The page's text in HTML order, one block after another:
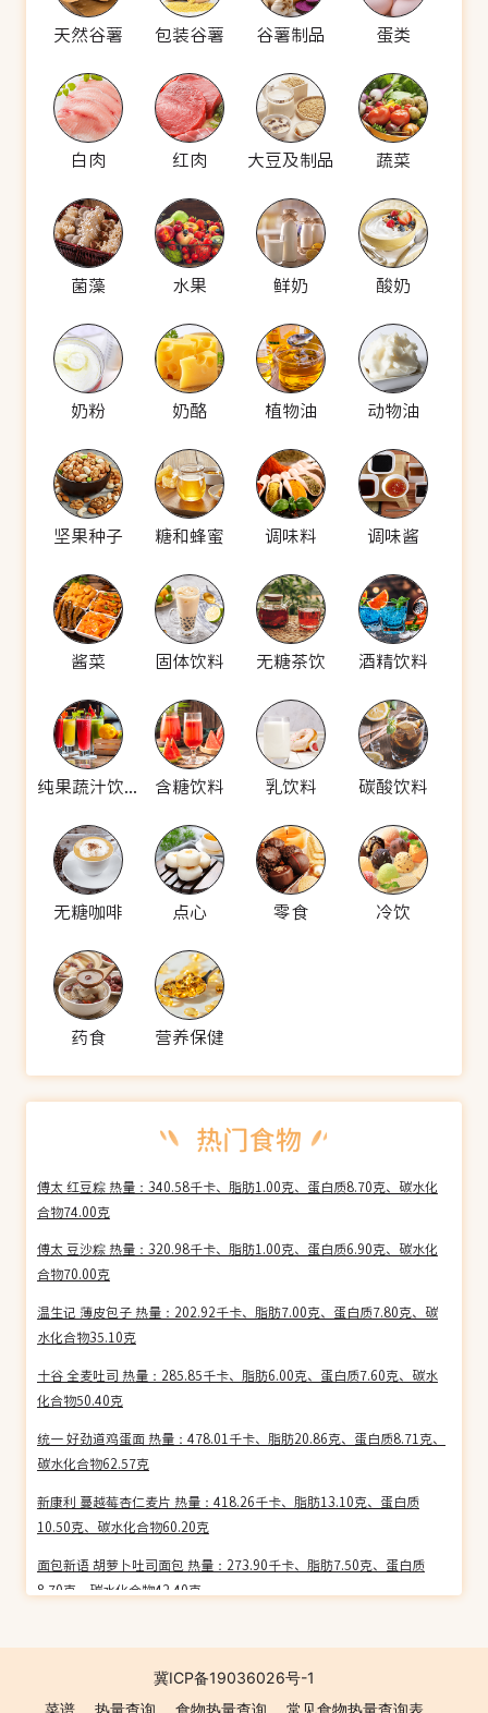
天然谷薯 包装谷薯 谷薯制品 蛋类
白肉 红肉 大豆及制品 蔬菜
菌藻 水果 鲜奶 酸奶
奶粉 奶酪 植物油 动物油
坚果种子 糖和蜂蜜 调味料 调味酱
酱菜 固体饮料 无糖茶饮 酒精饮料
纯果蔬汁饮料 含糖饮料 乳饮料 碳酸饮料
无糖咖啡 点心 零食 冷饮
药食 营养保健
傅太 红豆粽 热量：340.58千卡、脂肪1.00克、蛋白质8.70克、碳水化
合物74.00克
傅太 豆沙粽 热量：320.98千卡、脂肪1.00克、蛋白质6.90克、碳水化
合物70.00克
温生记 薄皮包子 热量：202.92千卡、脂肪7.00克、蛋白质7.80克、碳
水化合物35.10克
十谷 全麦吐司 热量：285.85千卡、脂肪6.00克、蛋白质7.60克、碳水
化合物50.40克
统一 好劲道鸡蛋面 热量：478.01千卡、脂肪20.86克、蛋白质8.71克、
碳水化合物62.57克
新康利 蔓越莓杏仁麦片 热量：418.26千卡、脂肪13.10克、蛋白质
10.50克、碳水化合物60.20克
面包新语 胡萝卜吐司面包 热量：273.90千卡、脂肪7.50克、蛋白质
8.70克、碳水化合物42.40克
化合物29.40克
仟吉 蛋黄肉粽 热量：232.55千卡、脂肪10.20克、蛋白质5.80克、碳水
冀ICP备19036026号-1